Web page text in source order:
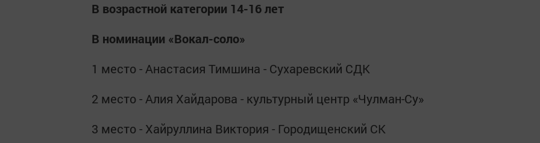
В возрастной категории 14-16 лет
В номинации «Вокал-соло»
1 место - Анастасия Тимшина - Сухаревский СДК
2 место - Алия Хайдарова - культурный центр «Чулман-Су»
3 место - Хайруллина Виктория - Городищенский СК